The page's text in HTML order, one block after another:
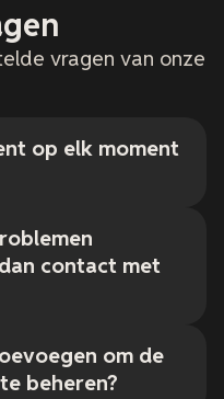
vragen van onze
op elk moment
contact met
om de
beheren?